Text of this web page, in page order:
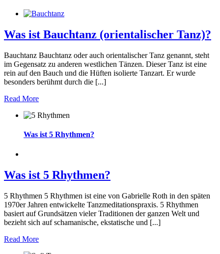
Was ist Bauchtanz (orientalischer Tanz)?
Bauchtanz Bauchtanz oder auch orientalischer Tanz genannt, steht
im Gegensatz zu anderen westlichen Tänzen. Dieser Tanz ist eine
rein auf den Bauch und die Hüften isolierte Tanzart. Er wurde
besonders berühmt durch die [...]
Read More
Was ist 5 Rhythmen?
Was ist 5 Rhythmen?
5 Rhythmen 5 Rhythmen ist eine von Gabrielle Roth in den späten
1970er Jahren entwickelte Tanzmeditationspraxis. 5 Rhythmen
basiert auf Grundsätzen vieler Traditionen der ganzen Welt und
bezieht sich auf schamanische, ekstatische und [...]
Read More